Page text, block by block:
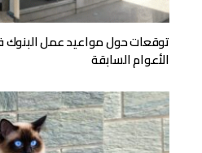
الأعوام السابقة